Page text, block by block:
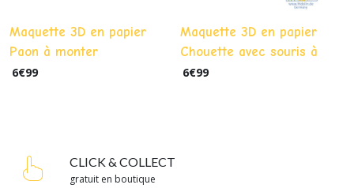
Maquette 3D en papier
Paon à monter
6€99
Maquette 3D en papier
Chouette avec souris à
monter
6€99
CLICK & COLLECT
gratuit en boutique